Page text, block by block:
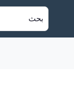
البحث
عن: